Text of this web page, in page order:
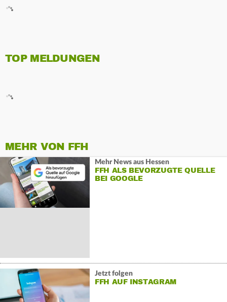
TOP MELDUNGEN
MEHR VON FFH
Mehr News aus Hessen
FFH ALS BEVORZUGTE QUELLE
BEI GOOGLE
Jetzt folgen
FFH AUF INSTAGRAM